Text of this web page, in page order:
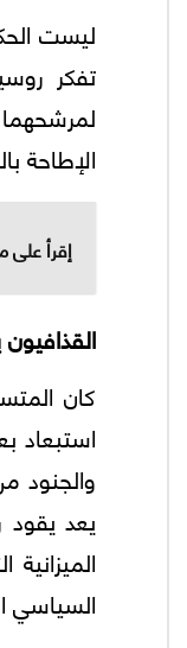
ليست
تفكر
الإطاحة
إقرأ على
استبعاد
والجنود
يعد
السياسي